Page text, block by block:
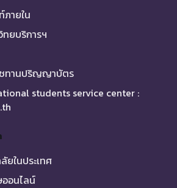
ภายใน
ยบริการฯ
ทานปริญญาบัตร
students service center :
ยในประเทศ
ออนไลน์